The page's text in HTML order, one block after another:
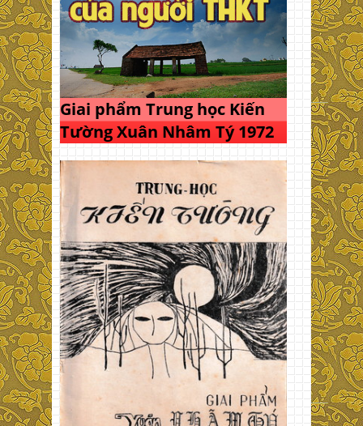
Giai phẩm Trung học Kiến
Tường Xuân Nhâm Tý 1972